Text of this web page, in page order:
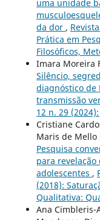
uma unidade
da dor ,
Prática em
Filosóficos,
Imara Moreira
Silêncio,
diagnóstico de
transmissão
12 n. 29
Cristiane
Maris de Mello
Pesquisa
para
adolescentes ,
(2018):
Qualitativa:
Ana Cimbleris-